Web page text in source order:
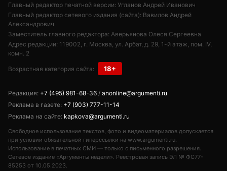
Главный редактор печатной версии: Угланов Андрей Иванович
Главный редактор сетевого издания (сайта): Вавилов Андрей
Александрович
Заместитель главного редактора: Аверьянова Олеся Сергеевна
Адрес редакции: 119002, г. Москва, ул. Арбат, д. 29, 1-й этаж, пом. IV,
комн. 2
Возрастная категория сайта: 18+
Редакция: +7 (495) 981-68-36 / anonline@argumenti.ru
Реклама в газете: +7 (903) 777-11-14
Реклама на сайте: kapkova@argumenti.ru
Свободное использование текстов, фото и видеоматериалов допускается
при условии обязательной гиперссылки на www.argumenti.ru.
Использование в печатных СМИ — только с письменного разрешения.
Сетевое издание «Аргументы недели». Реестровая запись ЭЛ № ФС77-
85253 от 10.05.2023.